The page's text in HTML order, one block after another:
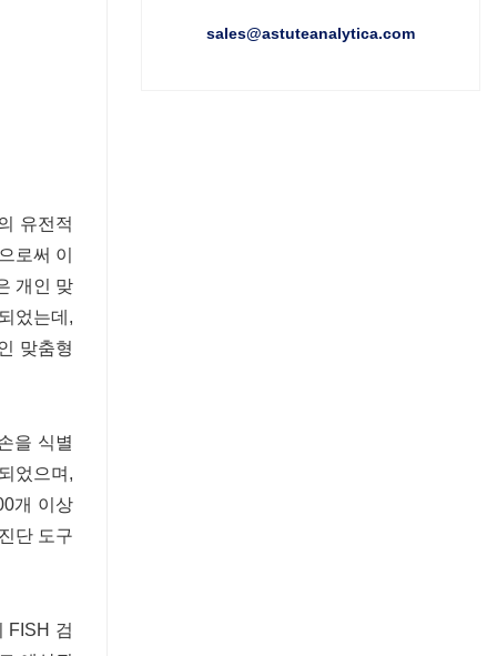
유전적
로써 이
개인 맞
었는데,
맞춤형
을 식별
었으며,
개 이상
단 도구
FISH 검
sales@astuteanalytica.com